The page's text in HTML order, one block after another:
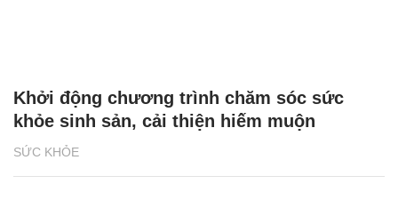
SỨC KHỎE
Khởi động chương trình chăm sóc sức
khỏe sinh sản, cải thiện hiếm muộn